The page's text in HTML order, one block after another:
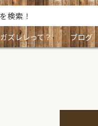
ガズレレって？ ブログ